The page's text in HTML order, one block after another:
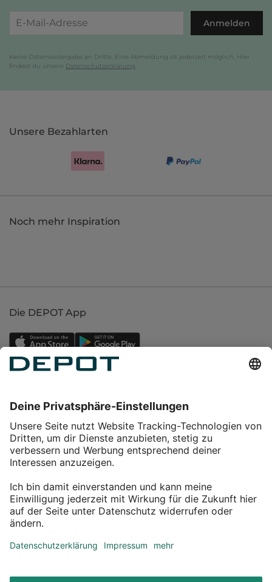
Anmelden
Keine Datenweitergabe an Dritte. Eine Abmeldung ist jederzeit möglich. Hier
findest du unsere Datenschutzerklärung
Unsere Bezahlarten
Noch mehr Inspiration
Die DEPOT App
Service
Über DEPOT
Kontakt